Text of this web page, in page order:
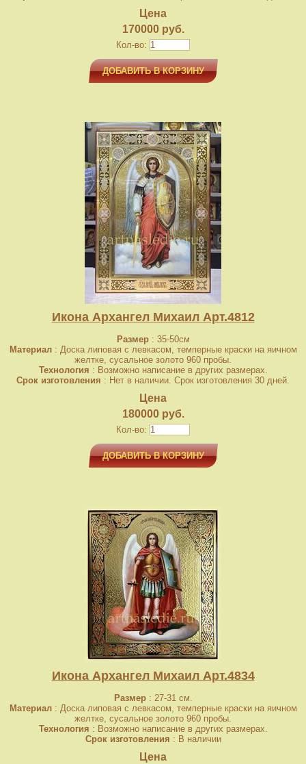
Цена
170000 руб.
Кол-во:
ДОБАВИТЬ В КОРЗИНУ
Икона Архангел Михаил Арт.4812
Размер: 35-50см
Материал: Доска липовая с левкасом, темперные краски на яичном
желтке, сусальное золото 960 пробы.
Технология : Возможно написание в других размерах.
Срок изготовления : Нет в наличии. Срок изготовления 30 дней.
Цена
180000 руб.
Кол-во:
ДОБАВИТЬ В КОРЗИНУ
Икона Архангел Михаил Арт.4834
Размер: 27-31 см.
Материал: Доска липовая с левкасом, темперные краски на яичном
желтке, сусальное золото 960 пробы.
Технология : Возможно написание в других размерах.
Срок изготовления : В наличии
Цена